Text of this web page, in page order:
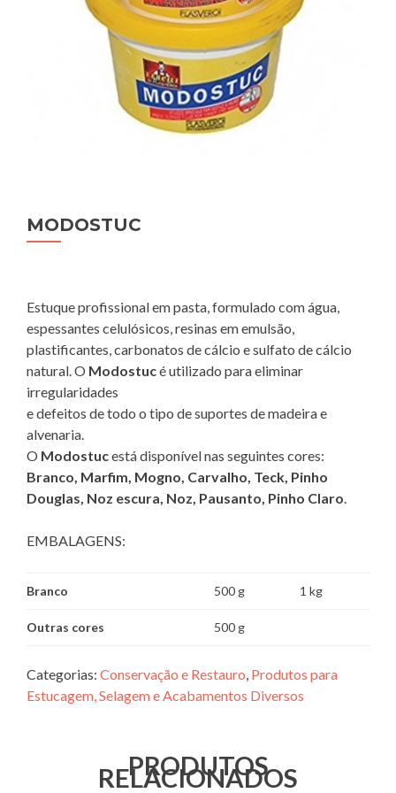
MODOSTUC
Estuque profissional em pasta, formulado com água,
espessantes celulósicos, resinas em emulsão,
plastificantes, carbonatos de cálcio e sulfato de cálcio
natural. O Modostucé utilizado para eliminar
irregularidades
e defeitos de todo o tipo de suportes de madeira e
alvenaria.
O Modostucestá disponível nas seguintes cores:
Branco, Marfim, Mogno, Carvalho, Teck, Pinho
Douglas, Noz escura, Noz, Pausanto, Pinho Claro.
EMBALAGENS:
Branco 500 g 1 kg
Outras cores 500 g
Categorias: Conservação e Restauro, Produtos para
Estucagem, Selagem e Acabamentos Diversos
PRODUTOS
RELACIONADOS